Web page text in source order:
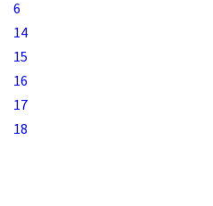
6
14
15
16
17
18